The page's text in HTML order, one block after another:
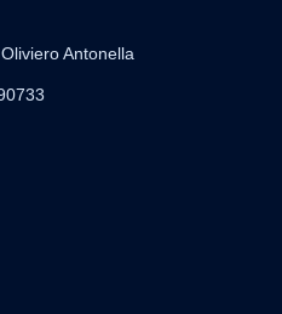
Antonella